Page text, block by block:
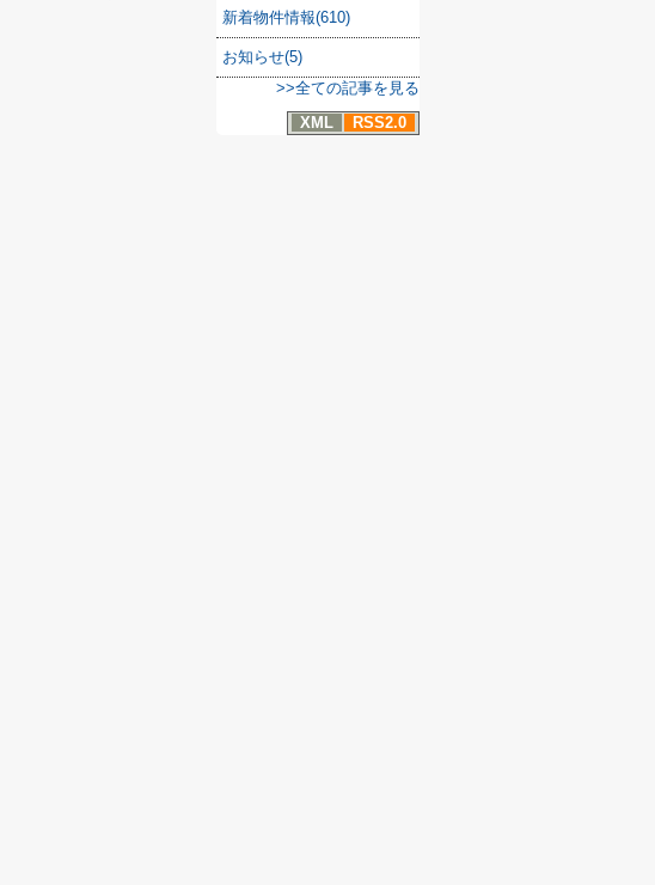
新着物件情報(610)
お知らせ(5)
>>全ての記事を見る
XML
RSS2.0